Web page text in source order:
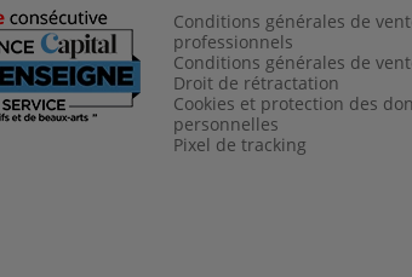
Conditions générales de
professionnels
Conditions générales de vent
Droit de rétractation
Cookies et protection des
personnelles
Pixel de tracking